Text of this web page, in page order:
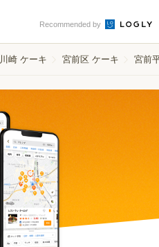
Recommended by
川崎 ケーキ 宮前区 ケーキ 宮前